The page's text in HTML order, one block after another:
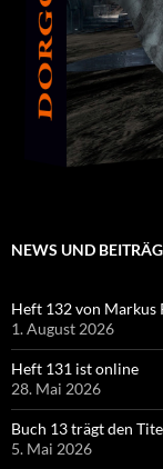
NEWS UND
Heft 132 von Markus
1. August 2026
Heft 131 ist online
28. Mai 2026
Buch 13 trägt den
5. Mai 2026